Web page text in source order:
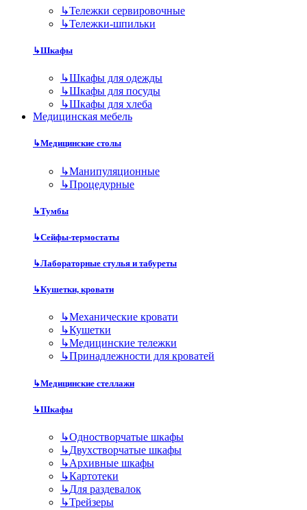
↳Тележки сервировочные
↳Тележки-шпильки
↳Шкафы
↳Шкафы для одежды
↳Шкафы для посуды
↳Шкафы для хлеба
Медицинская мебель
↳Медицинские столы
↳Манипуляционные
↳Процедурные
↳Тумбы
↳Сейфы-термостаты
↳Лабораторные стулья и табуреты
↳Кушетки, кровати
↳Механические кровати
↳Кушетки
↳Медицинские тележки
↳Принадлежности для кроватей
↳Медицинские стеллажи
↳Шкафы
↳Одностворчатые шкафы
↳Двухстворчатые шкафы
↳Архивные шкафы
↳Картотеки
↳Для раздевалок
↳Трейзеры